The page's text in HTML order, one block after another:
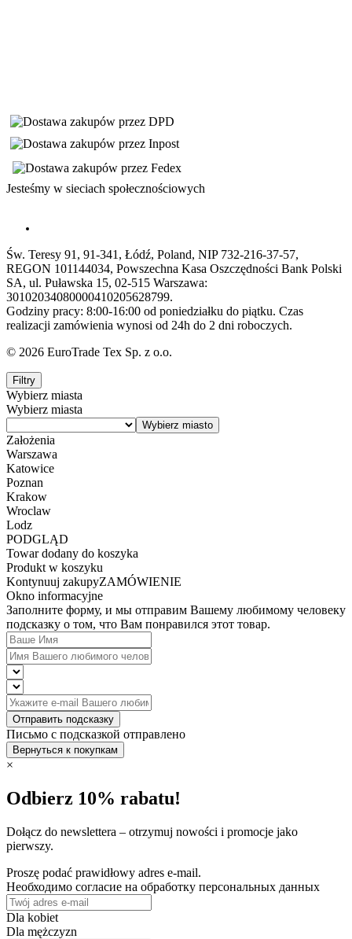
Jesteśmy w sieciach społecznościowych
Św. Teresy 91, 91-341, Łódź, Poland, NIP 732-216-37-57,
REGON 101144034, Powszechna Kasa Oszczędności Bank Polski
SA, ul. Puławska 15, 02-515 Warszawa:
30102034080000410205628799.
Godziny pracy: 8:00-16:00 od poniedziałku do piątku. Czas
realizacji zamówienia wynosi od 24h do 2 dni roboczych.
© 2026 EuroTrade Tex Sp. z o.o.
Filtry
Wybierz miasta
Wybierz miasta
Założenia
Warszawa
Katowice
Poznan
Krakow
Wroclaw
Lodz
PODGLĄD
Towar dodany do koszyka
Produkt w koszyku
Kontynuuj zakupyZAMÓWIENIE
Okno informacyjne
Заполните форму, и мы отправим Вашему любимому человеку
подсказку о том, что Вам понравился этот товар.
Отправить подсказку
Письмо с подсказкой отправлено
Вернуться к покупкам
×
Odbierz 10% rabatu!
Dołącz do newslettera – otrzymuj nowości i promocje jako
pierwszy.
Proszę podać prawidłowy adres e-mail.
Необходимо согласие на обработку персональных данных
Dla kobiet
Dla mężczyzn